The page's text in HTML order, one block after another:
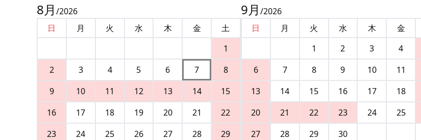
8月 /2026
日
月 火 水 木 金
土
1
2
3 4 5 6 7
8
9
10 11 12 13 14
15
16
17 18 19 20 21
22
23
24 25 26 27 28
29
9月 /2026
日
月 火 水 木 金
1
2 3 4
6
7 8 9 10 11
13
14 15 16 17 18
20
21 22 23 24 25
27
28 29 30